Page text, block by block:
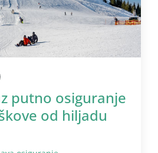
putno osiguranje
od hiljadu